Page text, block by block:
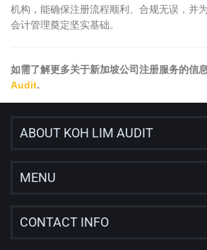
机构，能确保注册流程顺利、合规无误，并
会计管理奠定坚实基础。
如需了解更多关于新加坡公司注册服务的信
Audit.
ABOUT KOH LIM AUDIT
MENU
CONTACT INFO